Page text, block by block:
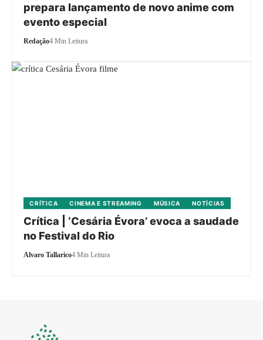
prepara lançamento de novo anime com
evento especial
Redação4 Min Leitura
CRÍTICA CINEMA E STREAMING MÚSICA NOTÍCIAS
Crítica | ‘Cesária Évora’ evoca a saudade
no Festival do Rio
Alvaro Tallarico4 Min Leitura